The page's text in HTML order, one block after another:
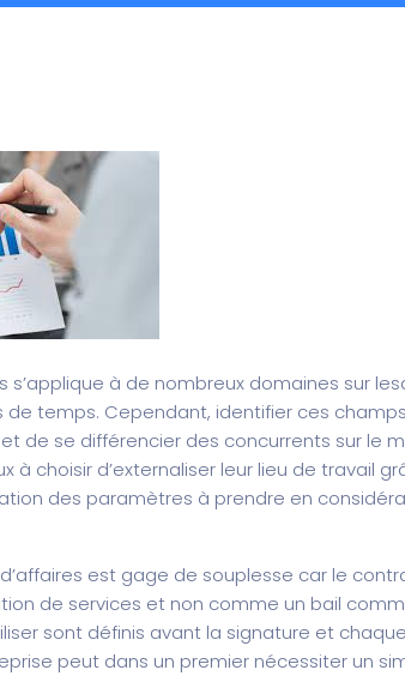
s’applique à de nombreux domaines sur
temps. Cependant, identifier ces
et de se différencier des concurrents sur le
à choisir d’externaliser leur lieu de travail
des paramètres à prendre en
est gage de souplesse car le
de services et non comme un bail
sont définis avant la signature et
peut dans un premier nécessiter un